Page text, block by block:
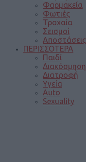
Φαρμακεία
Φωτιές
Τροχαία
Σεισμοί
Αποστάσεις
ΠΕΡΙΣΣΟΤΕΡΑ
Παιδί
Διακόσμηση
Διατροφή
Υγεία
Auto
Sexuality